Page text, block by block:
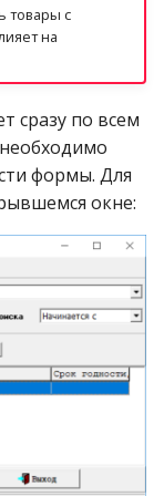
товары с
на
сразу по всем
формы. Для
окне: